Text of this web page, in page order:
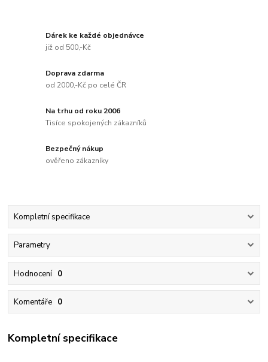
Dárek ke každé objednávce
již od 500,-Kč
Doprava zdarma
od 2000,-Kč po celé ČR
Na trhu od roku 2006
Tisíce spokojených zákazníků
Bezpečný nákup
ověřeno zákazníky
Kompletní specifikace
Parametry
Hodnocení 0
Komentáře 0
Kompletní specifikace